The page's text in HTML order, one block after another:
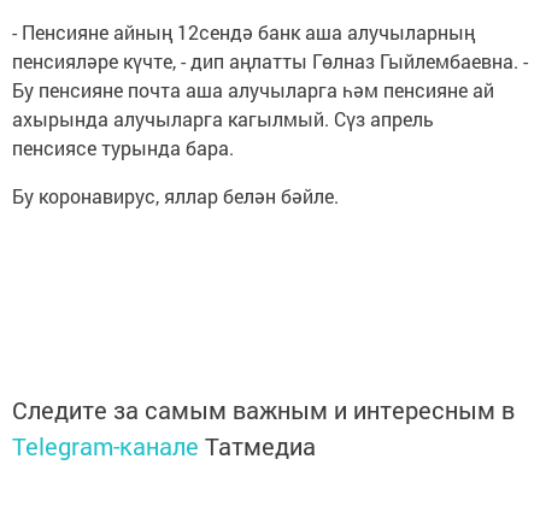
- Пенсияне айның 12сендә банк аша алучыларның
пенсияләре күчте, - дип аңлатты Гөлназ Гыйлембаевна. -
Бу пенсияне почта аша алучыларга һәм пенсияне ай
ахырында алучыларга кагылмый. Сүз апрель
пенсиясе турында бара.
Бу коронавирус, яллар белән бәйле.
Следите за самым важным и интересным в
Telegram-канале Татмедиа